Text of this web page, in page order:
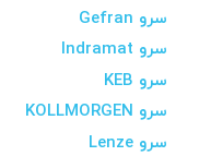
سرو Gefran
سرو Indramat
سرو KEB
سرو KOLLMORGEN
سرو Lenze